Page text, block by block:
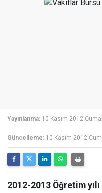
Yayınlanma: 10 Kasım 2012
Güncelleme: 10 Kasım 2012
2012-2013 Öğretim